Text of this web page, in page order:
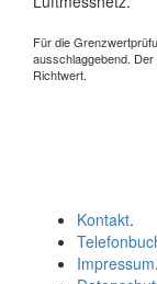
Für die
ausschlaggebend.
Richtwert.
Kontakt.
Impressum.